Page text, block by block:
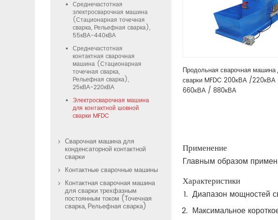
Продольная сварочная
сварки MFDC 200кВА /
660кВА / 880кВА
Применение
Главным образом
Характеристики
Диапазон мощностей
Максимальное
Среднечастотная
электросварочная машина
(Стационарная точечная
сварка, Рельефная сварка),
55кВА-440кВА
Среднечастотная
контактная сварочная
машина (Стационарная
точечная сварка,
Рельефная сварка),
25кВА-220кВА
Электросварочная машина
для контактной шовной
сварки MFDC
Сварочная машина для
конденсаторной контактной
сварки
Контактные сварочные машины
Контактная сварочная машина
для сварки трехфазным
постоянным током (Точечная
сварка, Рельефная сварка)